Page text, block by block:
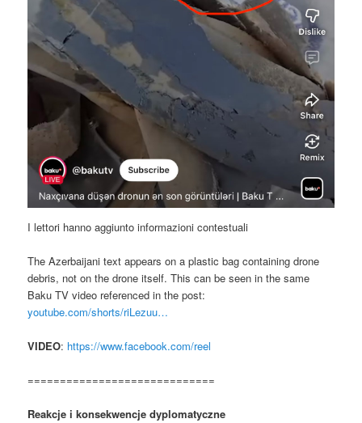
I lettori hanno aggiunto informazioni contestuali
The Azerbaijani text appears on a plastic bag containing drone
debris, not on the drone itself. This can be seen in the same
Baku TV video referenced in the post:
youtube.com/shorts/riLezuu…
VIDEO: https://www.facebook.com/reel
=============================
Reakcje i konsekwencje dyplomatyczne